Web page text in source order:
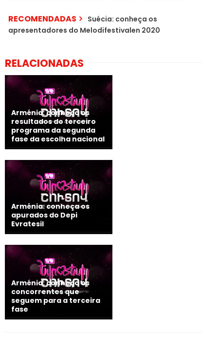
RECOMENDADAS
Suécia: conheça os
apresentadores do Melodifestivalen 2020
RELACIONADAS
Arménia: conheça os
resultados do terceiro
programa da segunda
fase da escolha nacional
Arménia: conheça os
apurados do Depi
Evratesil
Arménia: conheça os
concorrentes que
seguem para a terceira
fase